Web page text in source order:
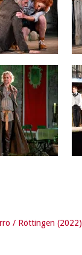
/ Röttingen (2022)